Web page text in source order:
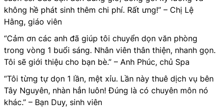
không hề phát sinh thêm chi phí. Rất ưng!” – Chị Lệ
Hằng, giáo viên
“Cảm ơn các anh đã giúp tôi chuyển dọn văn phòng
trong vòng 1 buổi sáng. Nhân viên thân thiện, nhanh gọn.
Tôi sẽ giới thiệu cho bạn bè.” – Anh Phúc, chủ Spa
“Tôi từng tự dọn 1 lần, mệt xỉu. Lần này thuê dịch vụ bên
Tây Nguyên, nhàn hẳn luôn! Đúng là có chuyên môn nó
khác.” – Bạn Duy, sinh viên